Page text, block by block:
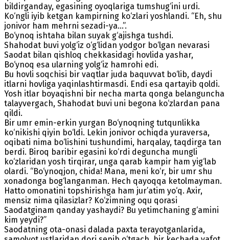
bildirganday, egasining oyoqlariga tumshug‘ini urdi.
Ko‘ngli iyib ketgan kampirning ko‘zlari yoshlandi. “Eh, shu
jonivor ham mehrni sezadi-ya...”.
Bo‘ynoq ishtaha bilan suyak g‘ajishga tushdi.
Shahodat buvi yolg‘iz o‘g‘lidan yodgor bo‘lgan nevarasi
Saodat bilan qishloq chekkasidagi hovlida yashar,
Bo‘ynoq esa ularning yolg‘iz hamrohi edi.
Bu hovli soqchisi bir vaqtlar juda baquvvat bo‘lib, daydi
itlarni hovliga yaqinlashtirmasdi. Endi esa qartayib qoldi.
Yosh itlar boyaqishni bir necha marta qonga belanguncha
talayvergach, Shahodat buvi uni begona ko‘zlardan pana
qildi.
Bir umr emin-erkin yurgan Bo‘ynoqning tutqunlikka
ko‘nikishi qiyin bo‘ldi. Lekin jonivor ochiqda yuraversa,
oqibati nima bo‘lishini tushundimi, harqalay, taqdirga tan
berdi. Biroq baribir egasini ko‘rdi deguncha mungli
ko‘zlaridan yosh tirqirar, unga qarab kampir ham yig‘lab
olardi. “Bo‘ynoqjon, chida! Mana, meni ko‘r, bir umr shu
xonadonga bog‘langanman. Hech qayoqqa ketolmayman.
Hatto omonatini topshirishga ham jur’atim yo‘q. Axir,
mensiz nima qilasizlar? Ko‘zimning oqu qorasi
Saodatginam qanday yashaydi? Bu yetimchaning g‘amini
kim yeydi?”
Saodatning ota-onasi dalada paxta terayotganlarida,